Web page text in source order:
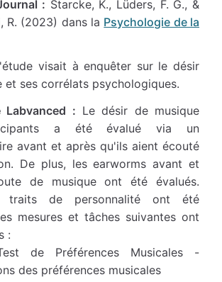
: Starcke, K., Lüders, F. G., &
R. (2023) dans la Psychologie de la
visait à enquêter sur le désir
et ses corrélats psychologiques.
Labvanced : Le désir de musique
a été évalué via un
avant et après qu'ils aient écouté
De plus, les earworms avant et
de musique ont été évalués.
traits de personnalité ont été
mesures et tâches suivantes ont
:
de Préférences Musicales -
des préférences musicales